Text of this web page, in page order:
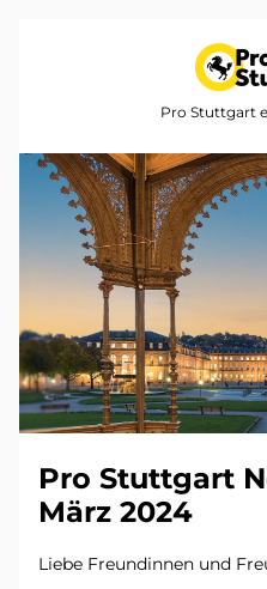
Pro Stuttgart
Pro Stuttgart
März 2024
Liebe Freundinnen und